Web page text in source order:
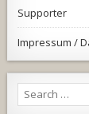
Supporter
Impressum /
Search
for: